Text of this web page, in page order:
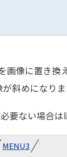
画像に置き換
斜めになりま
要ない場合
MENU3